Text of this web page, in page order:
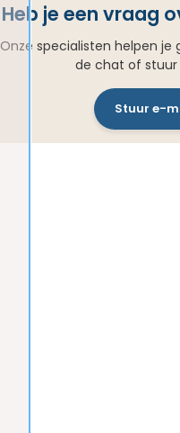
Heb je een vraag
Onze specialisten helpen je
de chat of
Stuur e-